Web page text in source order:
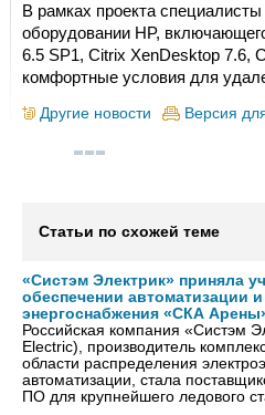
В рамках проекта
оборудовании HP,
6.5 SP1, Citrix XenDesktop 7.6,
комфортные условия для
Другие новости Версия
Статьи по схожей теме
«Систэм Электрик» приняла
обеспечении автоматизации
энергоснабжения «СКА
Российская компания «Систэм
Electric), производитель
области распределения
автоматизации, стала
ПО для крупнейшего ледового